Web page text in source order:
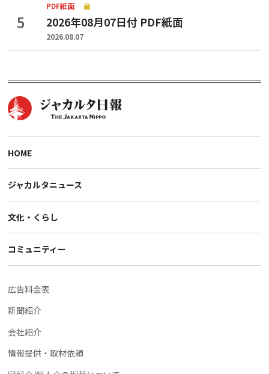
PDF紙面
2026年08月07日付 PDF紙面
2026.08.07
HOME
ジャカルタニュース
文化・くらし
コミュニティー
広告料金表
新聞紹介
会社紹介
情報提供・取材依頼